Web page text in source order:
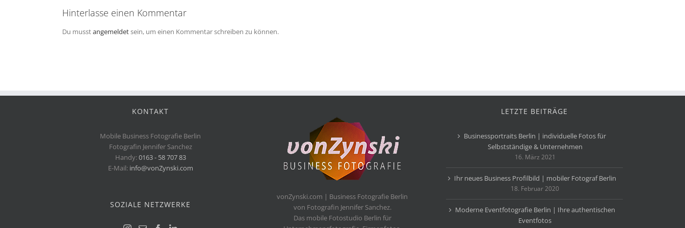
Hinterlasse einen Kommentar
Du musstangemeldetsein, um einen Kommentar schreiben zu können.
KONTAKT
Mobile Business Fotografie Berlin
Fotografin Jennifer Sanchez
Handy:0163 - 58 707 83
E-Mail: info@vonZynski.com
SOZIALE NETZWERKE
vonZynski.com | Business Fotografie Berlin
von Fotografin Jennifer Sanchez.
Das mobile Fotostudio Berlin für
LETZTE BEITRÄGE
Businessportraits Berlin | individuelle Fotos für
Selbstständige & Unternehmen
16. März 2021
Ihr neues Business Profilbild | mobiler Fotograf Berlin
18. Februar 2020
Moderne Eventfotografie Berlin | Ihre authentischen
Eventfotos